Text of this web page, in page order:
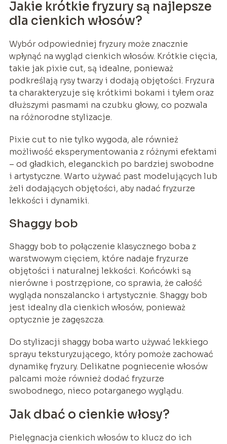
Jakie krótkie fryzury są najlepsze
dla cienkich włosów?
Wybór odpowiedniej fryzury może znacznie
wpłynąć na wygląd cienkich włosów. Krótkie cięcia,
takie jak pixie cut, są idealne, ponieważ
podkreślają rysy twarzy i dodają objętości. Fryzura
ta charakteryzuje się krótkimi bokami i tyłem oraz
dłuższymi pasmami na czubku głowy, co pozwala
na różnorodne stylizacje.
Pixie cut to nie tylko wygoda, ale również
możliwość eksperymentowania z różnymi efektami
– od gładkich, eleganckich po bardziej swobodne
i artystyczne. Warto używać past modelujących lub
żeli dodających objętości, aby nadać fryzurze
lekkości i dynamiki.
Shaggy bob
Shaggy bob to połączenie klasycznego boba z
warstwowym cięciem, które nadaje fryzurze
objętości i naturalnej lekkości. Końcówki są
nierówne i postrzępione, co sprawia, że całość
wygląda nonszalancko i artystycznie. Shaggy bob
jest idealny dla cienkich włosów, ponieważ
optycznie je zagęszcza.
Do stylizacji shaggy boba warto używać lekkiego
sprayu teksturyzującego, który pomoże zachować
dynamikę fryzury. Delikatne pogniecenie włosów
palcami może również dodać fryzurze
swobodnego, nieco potarganego wyglądu.
Jak dbać o cienkie włosy?
Pielęgnacja cienkich włosów to klucz do ich